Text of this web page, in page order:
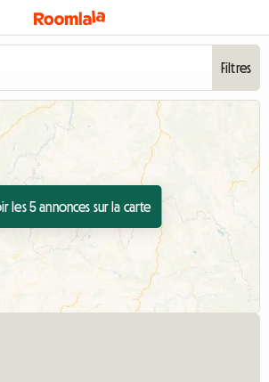
Filtres
les 5 annonces sur la carte